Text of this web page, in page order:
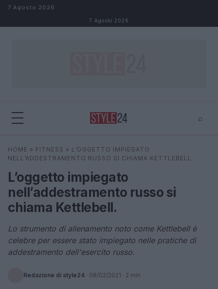
Salta al contenuto
7 Agosto 2026
7 Agosto 2026
⌕
Cerca
HOME » FITNESS » L’OGGETTO IMPIEGATO
NELL’ADDESTRAMENTO RUSSO SI CHIAMA KETTLEBELL
L’oggetto impiegato
nell’addestramento russo si
chiama Kettlebell.
Lo strumento di allenamento noto come Kettlebell è
celebre per essere stato impiegato nelle pratiche di
addestramento dell'esercito russo.
Redazione di style24 · 08/02/2021 · 2 min